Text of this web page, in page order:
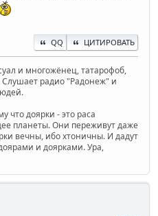
QQ ЦИТИРОВАТЬ
и многожёнец, татарофоб,
радио "Радонеж" и
что доярки - это раса
планеты. Они переживут даже
вечны, ибо хтоничны. И дадут
и доярками. Ура,